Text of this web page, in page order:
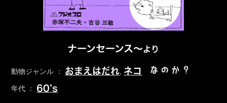
ナーンセーンス～より
動物ジャンル ： おまえはだれ ネコ なのか？
年代 ： 60’s